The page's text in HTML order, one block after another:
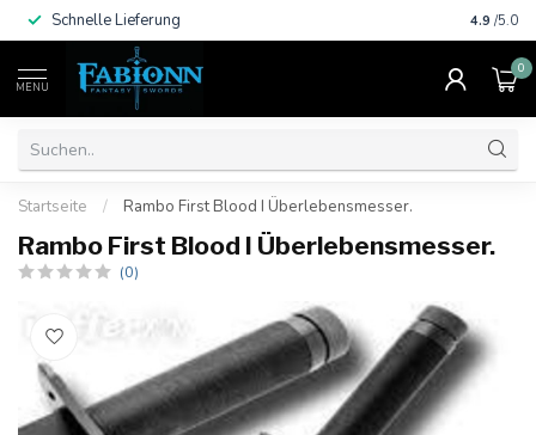
Schnelle Lieferung Viele
4.9 /5.0
MENU
0
Startseite / Rambo First Blood I Überlebensmesser.
Rambo First Blood I Überlebensmesser.
(0)